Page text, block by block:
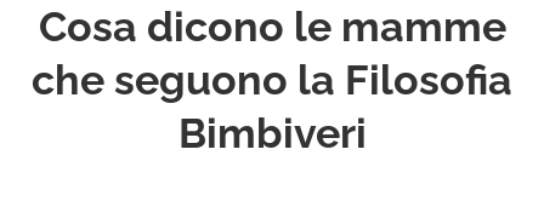
Cosa dicono le mamme
che seguono la Filosofia
Bimbiveri